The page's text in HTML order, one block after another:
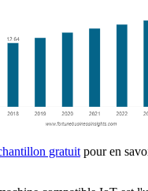
gratuit pour en